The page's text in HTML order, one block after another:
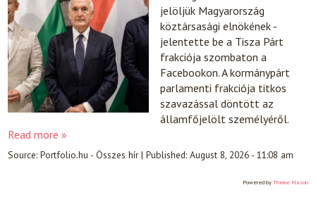
jelöljük Magyarország
köztársasági elnökének -
jelentette be a Tisza Párt
frakciója szombaton a
Facebookon. A kormánypárt
parlamenti frakciója titkos
szavazással döntött az
államfőjelölt személyéről.
Read more »
Source:Portfolio.hu - Összes hír|Published:August 8, 2026 - 11:08 am
Powered by Theme Mason